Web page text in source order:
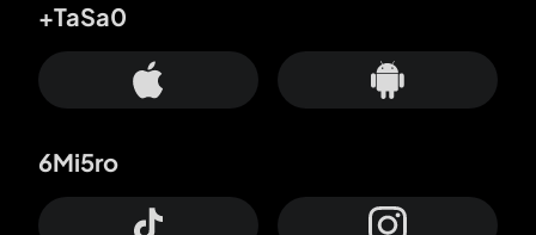
+TaSa0
6Mi5ro